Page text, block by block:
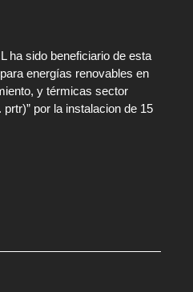
ha sido beneficiario de esta
energías renovables en
y térmicas sector
por la instalacion de 15